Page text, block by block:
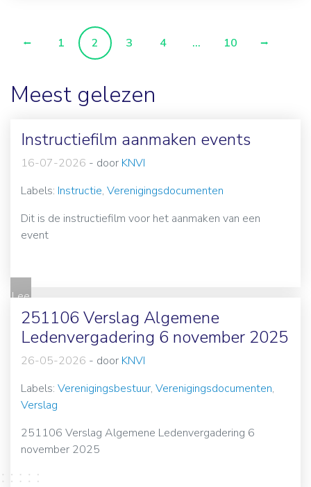
1 2 3 4 ... 10
Meest gelezen
Instructiefilm aanmaken events
16-07-2026 - door KNVI
Labels: Instructie, Verenigingsdocumenten
Dit is de instructiefilm voor het aanmaken van een
event
Lee
s
me
er
251106 Verslag Algemene
Ledenvergadering 6 november 2025
26-05-2026 - door KNVI
Labels: Verenigingsbestuur, Verenigingsdocumenten,
Verslag
251106 Verslag Algemene Ledenvergadering 6
november 2025